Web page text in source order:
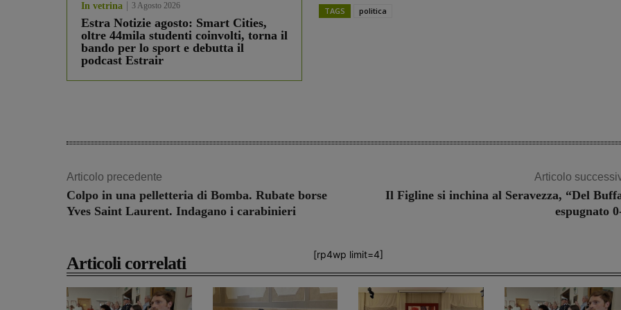
In vetrina 3 Agosto 2026
Estra Notizie agosto: Smart Cities,
oltre 44mila studenti coinvolti, torna il
bando per lo sport e debutta il
podcast Estrair
TAGS politica
Articolo precedente
Colpo in una pelletteria di Bomba. Rubate borse
Yves Saint Laurent. Indagano i carabinieri
Articolo
Il Figline si inchina al Seravezza, “Del
espugnato
[rp4wp limit=4]
Articoli correlati